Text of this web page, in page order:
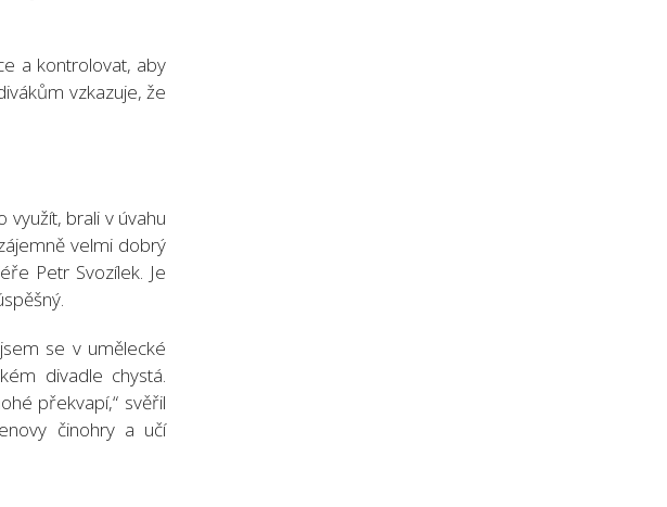
a kontrolovat, aby
vzkazuje, že
využít, brali v úvahu
velmi dobrý
Petr Svozílek. Je
se v umělecké
divadle chystá.
překvapí,“ svěřil
činohry a učí